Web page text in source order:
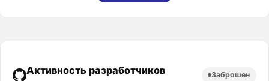
Активность разработчиков Заброшен